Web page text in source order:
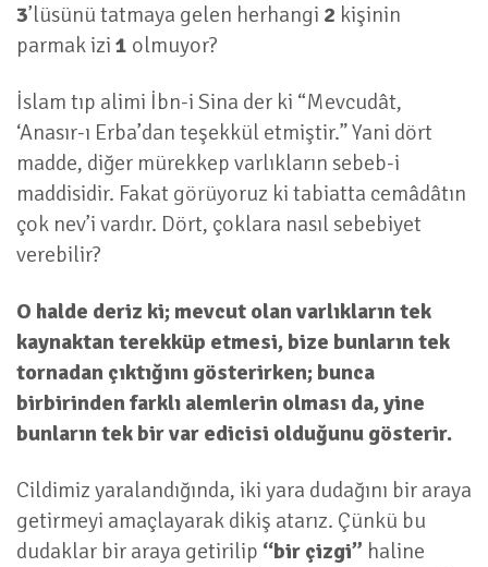
3’lüsünü tatmaya gelen herhangi 2 kişinin
parmak izi 1 olmuyor?
İslam tıp alimi İbn-i Sina der ki “Mevcudât,
‘Anasır-ı Erba’dan teşekkül etmiştir.” Yani dört
madde, diğer mürekkep varlıkların sebeb-i
maddisidir. Fakat görüyoruz ki tabiatta cemâdâtın
çok nev’i vardır. Dört, çoklara nasıl sebebiyet
verebilir?
O halde deriz ki; mevcut olan varlıkların tek
kaynaktan terekküp etmesi, bize bunların tek
tornadan çıktığını gösterirken; bunca
birbirinden farklı alemlerin olması da, yine
bunların tek bir var edicisi olduğunu gösterir.
Cildimiz yaralandığında, iki yara dudağını bir araya
getirmeyi amaçlayarak dikiş atarız. Çünkü bu
dudaklar bir araya getirilip “bir çizgi” haline